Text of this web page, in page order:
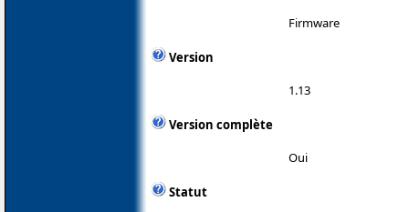
Firmware
Version
1.13
Version complète
Oui
Statut